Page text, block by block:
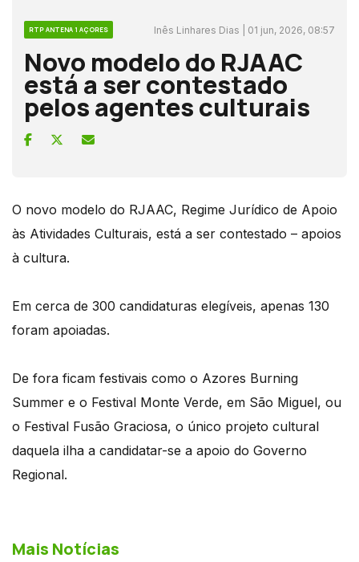
RTP ANTENA 1 AÇORES Inês Linhares Dias | 01 jun, 2026, 08:57
Novo modelo do RJAAC
está a ser contestado
pelos agentes culturais
O novo modelo do RJAAC, Regime Jurídico de Apoio
às Atividades Culturais, está a ser contestado – apoios
à cultura.
Em cerca de 300 candidaturas elegíveis, apenas 130
foram apoiadas.
De fora ficam festivais como o Azores Burning
Summer e o Festival Monte Verde, em São Miguel, ou
o Festival Fusão Graciosa, o único projeto cultural
daquela ilha a candidatar-se a apoio do Governo
Regional.
Mais Notícias